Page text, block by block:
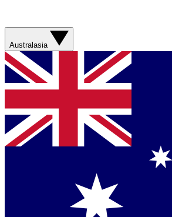
Australasia